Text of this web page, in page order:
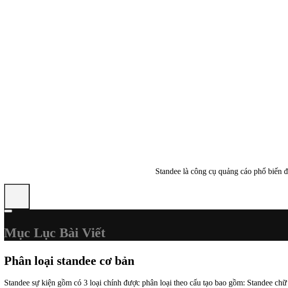
Standee là công cụ quảng cáo phổ
Mục Lục Bài Viết
Phân loại standee cơ bản
Standee sự kiện gồm có 3 loại chính được phân loại theo cấu tạo bao gồm: Standee